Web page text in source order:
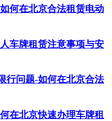
何在北京合法租赁电动
车牌租赁注意事项与安
行问题-如何在北京合法
在北京快速办理车牌租